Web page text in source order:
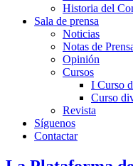
Historia del
Sala de prensa
Noticias
Notas de
Opinión
Cursos
I Curso
Curso
Revista
Síguenos
Contactar